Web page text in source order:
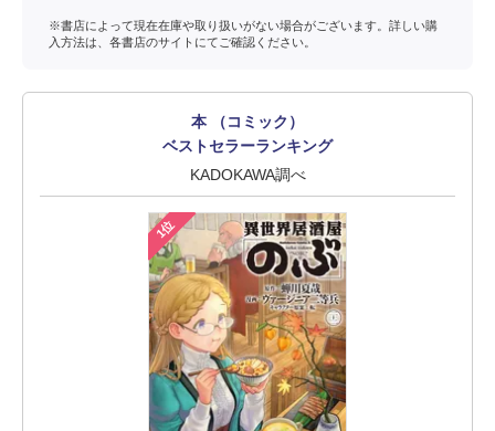
※書店によって現在在庫や取り扱いがない場合がございます。詳しい購
入方法は、各書店のサイトにてご確認ください。
本 （コミック）
ベストセラーランキング
KADOKAWA調べ
1位